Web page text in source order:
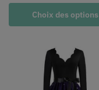
Choix des options